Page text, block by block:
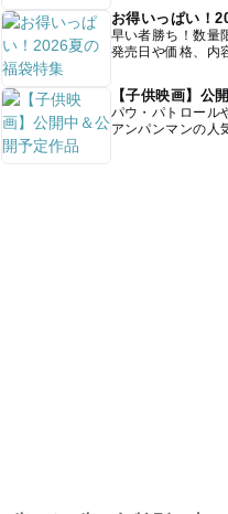
お得いっぱい！
早い者勝ち！数量
発売日や価格、内
【子供映画】公
パウ・パトロール
アンパンマンの人